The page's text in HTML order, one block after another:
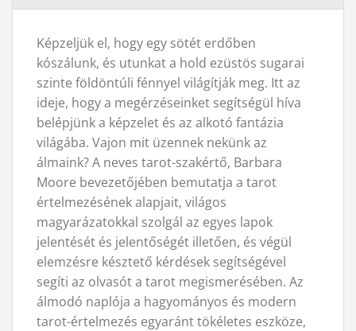
Képzeljük el, hogy egy sötét erdőben
kószálunk, és utunkat a hold ezüstös sugarai
szinte földöntúli fénnyel világítják meg. Itt az
ideje, hogy a megérzéseinket segítségül híva
belépjünk a képzelet és az alkotó fantázia
világába. Vajon mit üzennek nekünk az
álmaink? A neves tarot-szakértő, Barbara
Moore bevezetőjében bemutatja a tarot
értelmezésének alapjait, világos
magyarázatokkal szolgál az egyes lapok
jelentését és jelentőségét illetően, és végül
elemzésre késztető kérdések segítségével
segíti az olvasót a tarot megismerésében. Az
álmodó naplója a hagyományos és modern
tarot-értelmezés egyaránt tökéletes eszköze,